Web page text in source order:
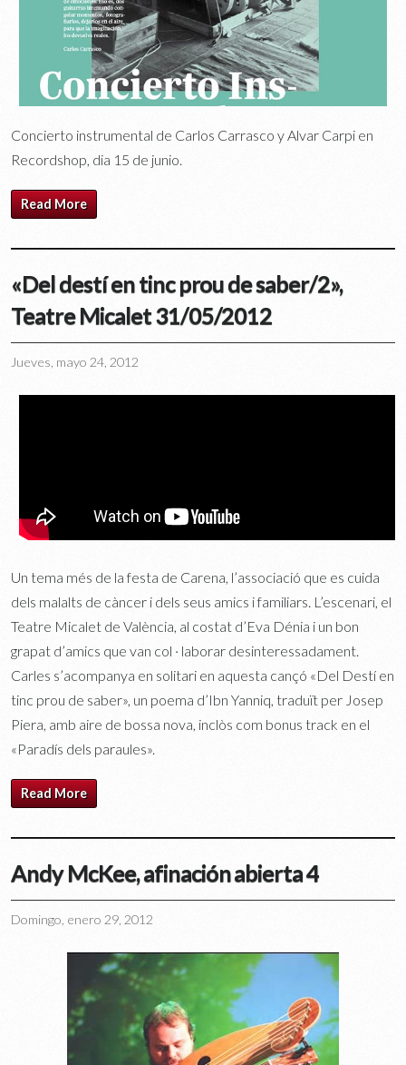
Concierto instrumental de Carlos Carrasco y Alvar Carpi en
Recordshop, dia 15 de junio.
Read More
«Del destí en tinc prou de saber/2»,
Teatre Micalet 31/05/2012
Jueves, mayo 24, 2012
Un tema més de la festa de Carena, l’associació que es cuida
dels malalts de càncer i dels seus amics i familiars. L’escenari, el
Teatre Micalet de València, al costat d’Eva Dénia i un bon
grapat d’amics que van col · laborar desinteressadament.
Carles s’acompanya en solitari en aquesta cançó «Del Destí en
tinc prou de saber», un poema d’Ibn Yanniq, traduït per Josep
Piera, amb aire de bossa nova, inclòs com bonus track en el
«Paradís dels paraules».
Read More
Andy McKee, afinación abierta 4
Domingo, enero 29, 2012